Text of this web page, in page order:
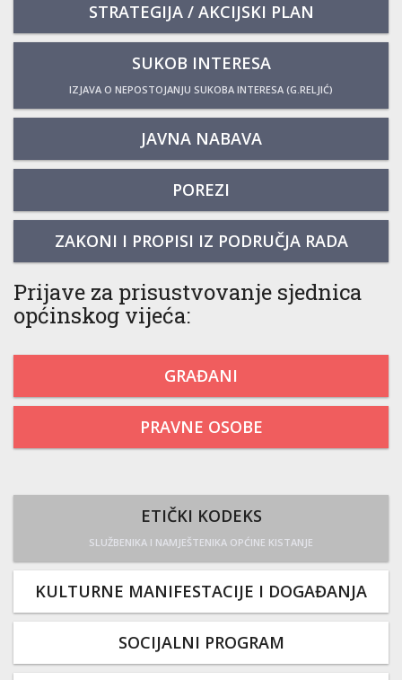
STRATEGIJA / AKCIJSKI PLAN
SUKOB INTERESA
IZJAVA O NEPOSTOJANJU SUKOBA INTERESA (G.RELJIĆ)
JAVNA NABAVA
POREZI
ZAKONI I PROPISI IZ PODRUČJA RADA
Prijave za prisustvovanje sjednica
općinskog vijeća:
GRAĐANI
PRAVNE OSOBE
ETIČKI KODEKS
SLUŽBENIKA I NAMJEŠTENIKA OPĆINE KISTANJE
KULTURNE MANIFESTACIJE I DOGAĐANJA
SOCIJALNI PROGRAM